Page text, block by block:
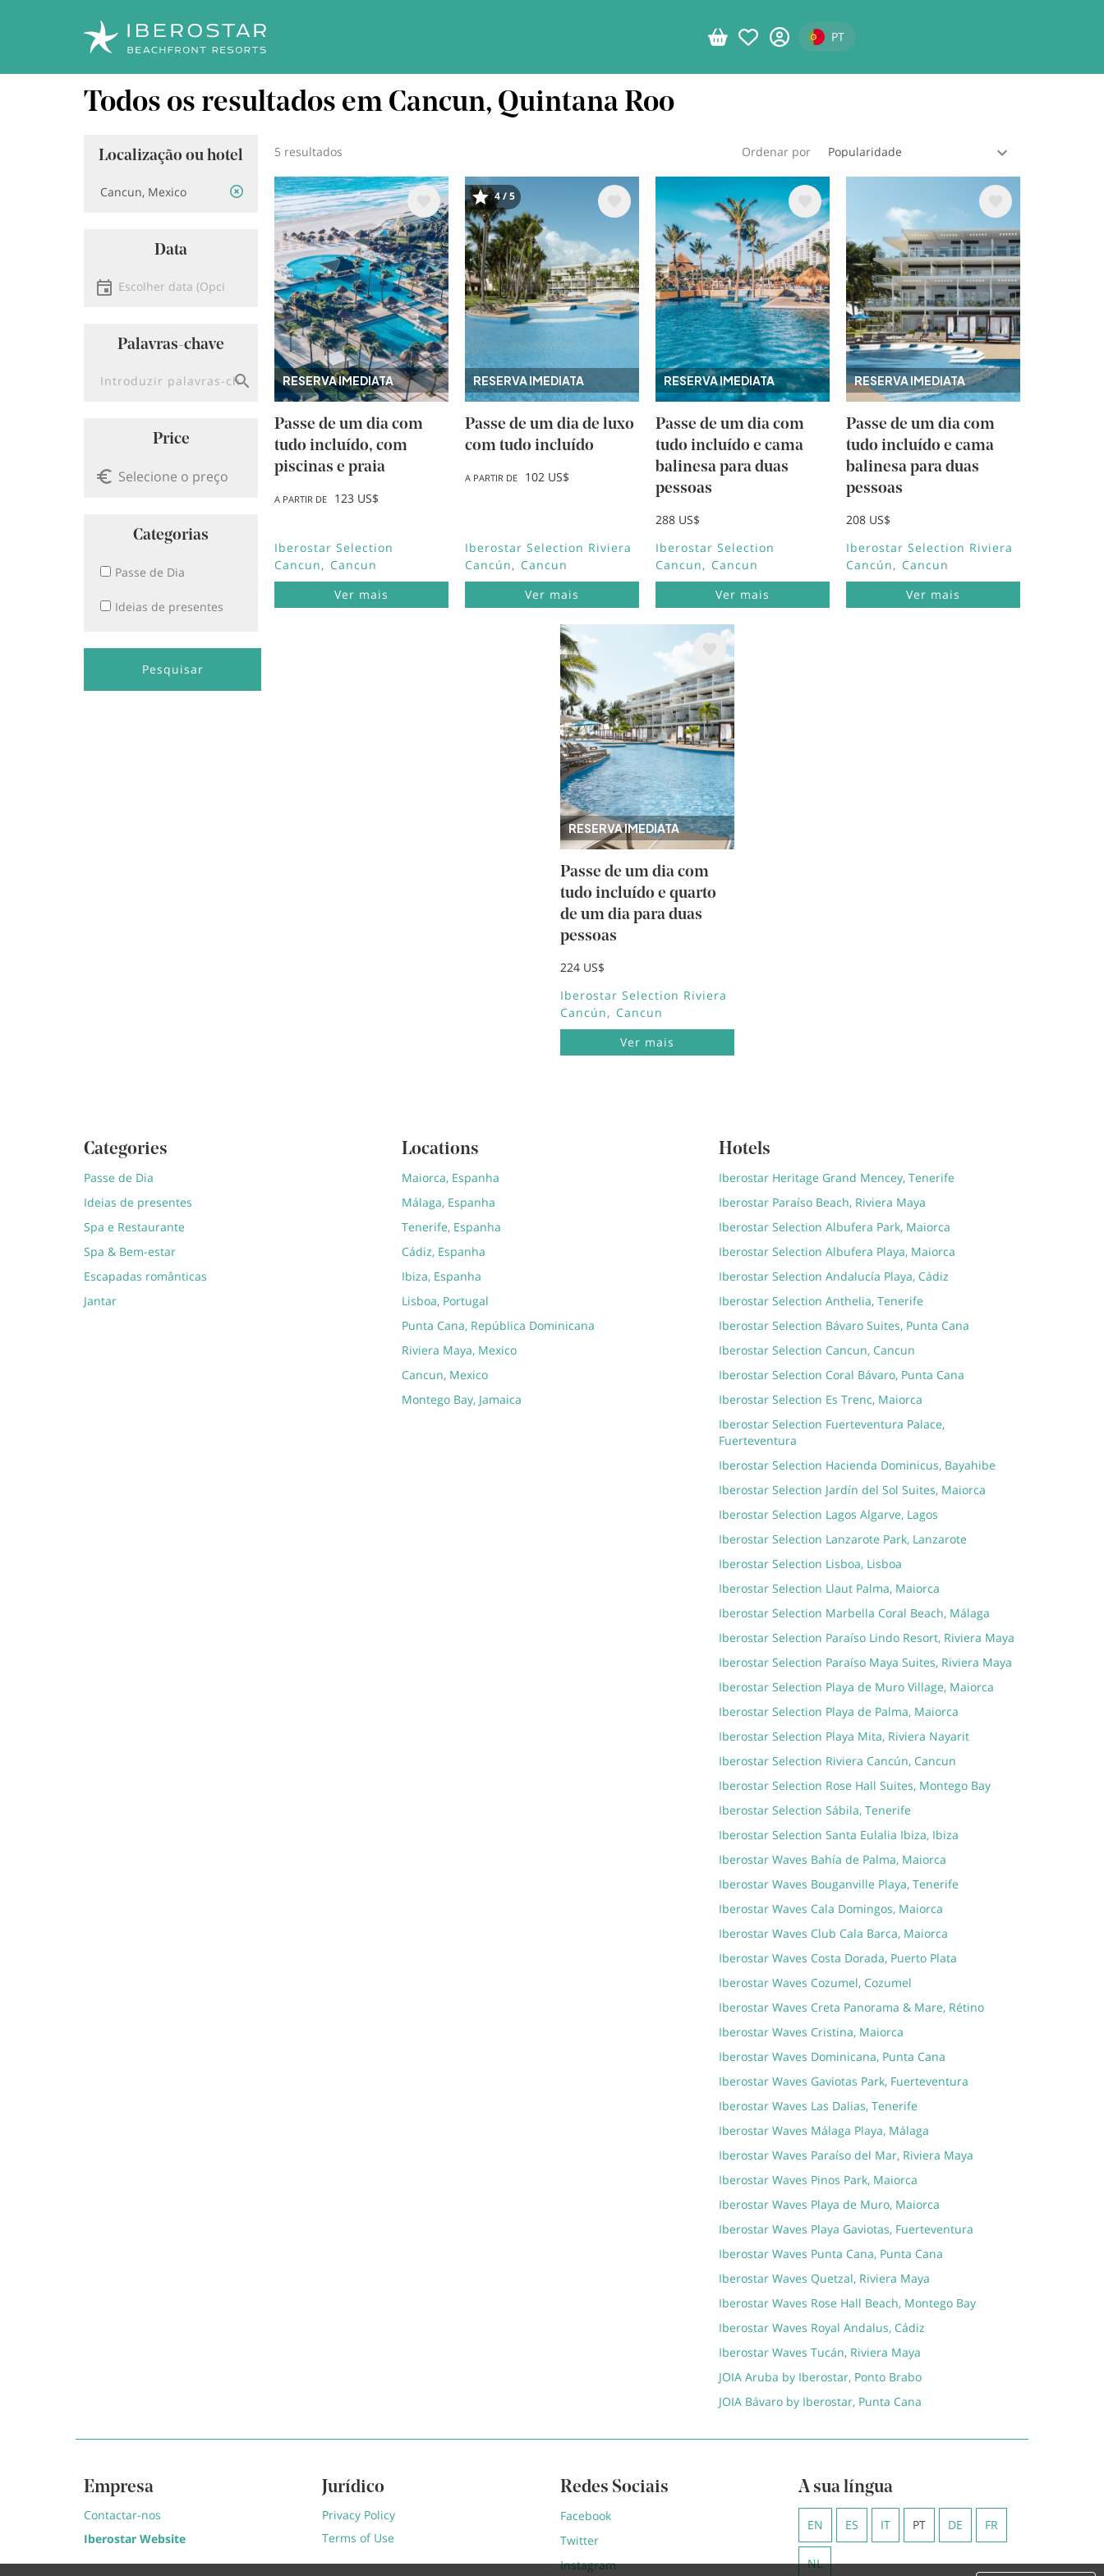
Select your language
PT
Todos os resultados em Cancun, Quintana Roo
Localização ou hotel
Data
Escolher data
Palavras-chave
Price
Categorias
Passe de Dia
Ideias de presentes
Pesquisar
Ordenar por
5 resultados
RESERVA IMEDIATA
Imagem
Passe de um dia com
tudo incluído, com
piscinas e praia
A PARTIR DE 123 US$
Iberostar Selection
Cancun
Cancun
Ver mais
RESERVA IMEDIATA
Imagem
4 / 5
Passe de um dia de luxo
com tudo incluído
A PARTIR DE 102 US$
Iberostar Selection Riviera
Cancún
Cancun
Ver mais
RESERVA IMEDIATA
Imagem
Passe de um dia com
tudo incluído e cama
balinesa para duas
pessoas
288 US$
Iberostar Selection
Cancun
Cancun
Ver mais
RESERVA IMEDIATA
Imagem
Passe de um dia com
tudo incluído e cama
balinesa para duas
pessoas
208 US$
Iberostar Selection Riviera
Cancún
Cancun
Ver mais
RESERVA IMEDIATA
Imagem
Passe de um dia com
tudo incluído e quarto
de um dia para duas
pessoas
224 US$
Iberostar Selection Riviera
Cancún
Cancun
Ver mais
Categories
Passe de Dia
Ideias de presentes
Spa e Restaurante
Spa & Bem-estar
Escapadas românticas
Jantar
Locations
Maiorca, Espanha
Málaga, Espanha
Tenerife, Espanha
Cádiz, Espanha
Ibiza, Espanha
Lisboa, Portugal
Punta Cana, República Dominicana
Riviera Maya, Mexico
Cancun, Mexico
Montego Bay, Jamaica
Hotels
Iberostar Heritage Grand Mencey, Tenerife
Iberostar Paraíso Beach, Riviera Maya
Iberostar Selection Albufera Park, Maiorca
Iberostar Selection Albufera Playa, Maiorca
Iberostar Selection Andalucía Playa, Cádiz
Iberostar Selection Anthelia, Tenerife
Iberostar Selection Bávaro Suites, Punta Cana
Iberostar Selection Cancun, Cancun
Iberostar Selection Coral Bávaro, Punta Cana
Iberostar Selection Es Trenc, Maiorca
Iberostar Selection Fuerteventura Palace,
Fuerteventura
Iberostar Selection Hacienda Dominicus, Bayahibe
Iberostar Selection Jardín del Sol Suites, Maiorca
Iberostar Selection Lagos Algarve, Lagos
Iberostar Selection Lanzarote Park, Lanzarote
Iberostar Selection Lisboa, Lisboa
Iberostar Selection Llaut Palma, Maiorca
Iberostar Selection Marbella Coral Beach, Málaga
Iberostar Selection Paraíso Lindo Resort, Riviera Maya
Iberostar Selection Paraíso Maya Suites, Riviera Maya
Iberostar Selection Playa de Muro Village, Maiorca
Iberostar Selection Playa de Palma, Maiorca
Iberostar Selection Playa Mita, Riviera Nayarit
Iberostar Selection Riviera Cancún, Cancun
Iberostar Selection Rose Hall Suites, Montego Bay
Iberostar Selection Sábila, Tenerife
Iberostar Selection Santa Eulalia Ibiza, Ibiza
Iberostar Waves Bahía de Palma, Maiorca
Iberostar Waves Bouganville Playa, Tenerife
Iberostar Waves Cala Domingos, Maiorca
Iberostar Waves Club Cala Barca, Maiorca
Iberostar Waves Costa Dorada, Puerto Plata
Iberostar Waves Cozumel, Cozumel
Iberostar Waves Creta Panorama & Mare, Rétino
Iberostar Waves Cristina, Maiorca
Iberostar Waves Dominicana, Punta Cana
Iberostar Waves Gaviotas Park, Fuerteventura
Iberostar Waves Las Dalias, Tenerife
Iberostar Waves Málaga Playa, Málaga
Iberostar Waves Paraíso del Mar, Riviera Maya
Iberostar Waves Pinos Park, Maiorca
Iberostar Waves Playa de Muro, Maiorca
Iberostar Waves Playa Gaviotas, Fuerteventura
Iberostar Waves Punta Cana, Punta Cana
Iberostar Waves Quetzal, Riviera Maya
Iberostar Waves Rose Hall Beach, Montego Bay
Iberostar Waves Royal Andalus, Cádiz
Iberostar Waves Tucán, Riviera Maya
JOIA Aruba by Iberostar, Ponto Brabo
JOIA Bávaro by Iberostar, Punta Cana
Empresa
Contactar-nos
Iberostar Website
Jurídico
Privacy Policy
Terms of Use
Redes Sociais
Facebook
Twitter
Instagram
A sua língua
EN ES IT PT DE FR
NL